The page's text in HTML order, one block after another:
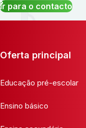
Ir para o contacto
Oferta principal
Educação pré-escolar
Ensino básico